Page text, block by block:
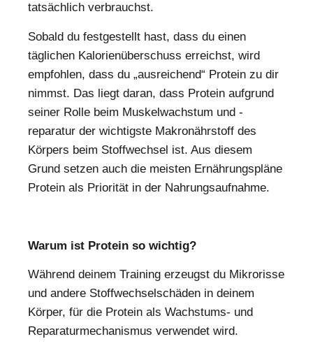
tatsächlich verbrauchst.
Sobald du festgestellt hast, dass du einen
täglichen Kalorienüberschuss erreichst, wird
empfohlen, dass du „ausreichend“ Protein zu dir
nimmst. Das liegt daran, dass Protein aufgrund
seiner Rolle beim Muskelwachstum und -
reparatur der wichtigste Makronährstoff des
Körpers beim Stoffwechsel ist. Aus diesem
Grund setzen auch die meisten Ernährungspläne
Protein als Priorität in der Nahrungsaufnahme.
Warum ist Protein so wichtig?
Während deinem Training erzeugst du Mikrorisse
und andere Stoffwechselschäden in deinem
Körper, für die Protein als Wachstums- und
Reparaturmechanismus verwendet wird.